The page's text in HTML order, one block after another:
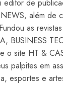
editor de
além de
as
BUSINESS
o site HT &
palpites em
esportes e